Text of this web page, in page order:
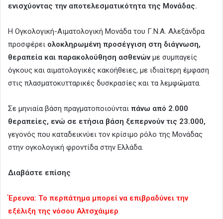
ενισχύοντας την αποτελεσματικότητα της Μονάδας.
Η Ογκολογική-Αιματολογική Μονάδα του Γ.Ν.Α. Αλεξάνδρα
προσφέρει ολοκληρωμένη προσέγγιση στη διάγνωση,
θεραπεία και παρακολούθηση ασθενών με συμπαγείς
όγκους και αιματολογικές κακοήθειες, με ιδιαίτερη έμφαση
στις πλασματοκυτταρικές δυσκρασίες και τα λεμφώματα.
Σε μηνιαία βάση πραγματοποιούνται πάνω από 2.000
θεραπείες, ενώ σε ετήσια βάση ξεπερνούν τις 23.000,
γεγονός που καταδεικνύει τον κρίσιμο ρόλο της Μονάδας
στην ογκολογική φροντίδα στην Ελλάδα.
Διαβάστε επίσης
Έρευνα: Το περπάτημα μπορεί να επιβραδύνει την
εξέλιξη της νόσου Αλτσχάιμερ